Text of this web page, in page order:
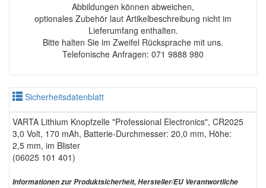
Abbildungen können abweichen,
optionales Zubehör laut Artikelbeschreibung nicht im
Lieferumfang enthalten.
Bitte halten Sie im Zweifel Rücksprache mit uns.
Telefonische Anfragen: 071 9888 980
Sicherheitsdatenblatt
VARTA Lithium Knopfzelle "Professional Electronics", CR2025
3,0 Volt, 170 mAh, Batterie-Durchmesser: 20,0 mm, Höhe:
2,5 mm, im Blister
(06025 101 401)
Informationen zur Produktsicherheit, Hersteller/EU Verantwortliche